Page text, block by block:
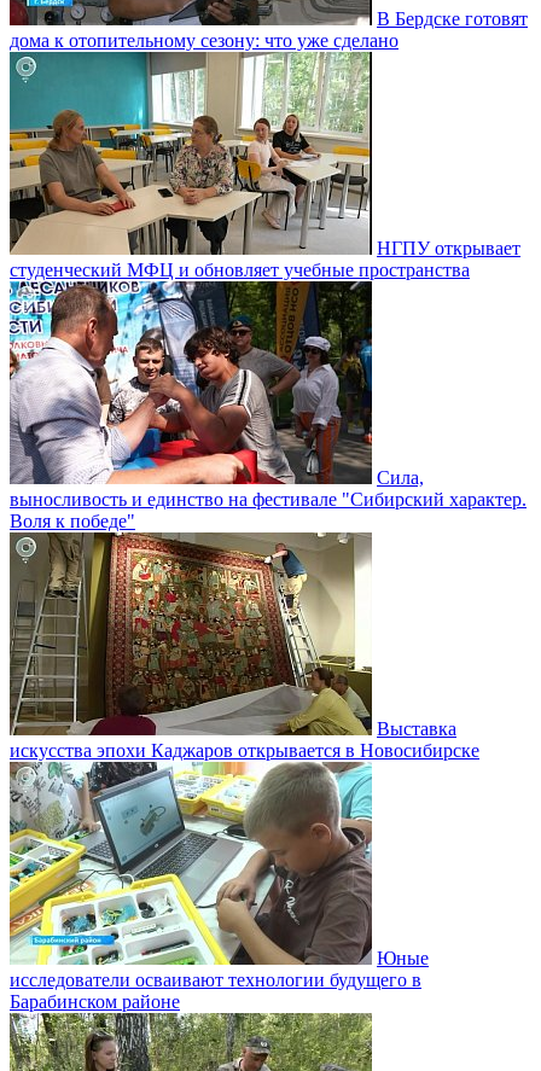
В Бердске готовят
дома к отопительному сезону: что уже сделано
НГПУ открывает
студенческий МФЦ и обновляет учебные пространства
Сила,
выносливость и единство на фестивале "Сибирский характер.
Воля к победе"
Выставка
искусства эпохи Каджаров открывается в Новосибирске
Юные
исследователи осваивают технологии будущего в
Барабинском районе